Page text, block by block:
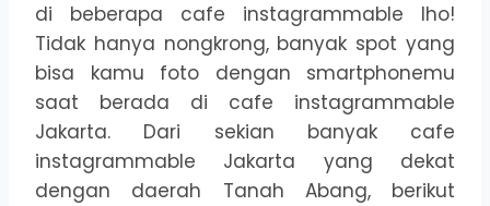
di beberapa cafe instagrammable lho!
Tidak hanya nongkrong, banyak spot yang
bisa kamu foto dengan smartphonemu
saat berada di cafe instagrammable
Jakarta. Dari sekian banyak cafe
instagrammable Jakarta yang dekat
dengan daerah Tanah Abang, berikut